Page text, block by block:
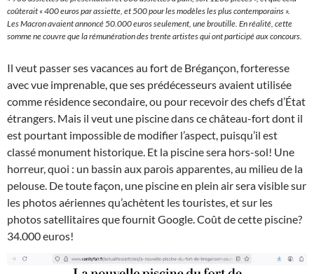
coûterait « 400 euros par assiette, et 500 pour les modèles les plus contemporains ».
Les Macron avaient annoncé 50.000 euros seulement, une broutille. En réalité, cette
somme ne couvre que la rémunération des trente artistes qui ont participé aux concours.
Il veut passer ses vacances au fort de Brégançon, forteresse
avec vue imprenable, que ses prédécesseurs avaient utilisée
comme résidence secondaire, ou pour recevoir des chefs d’État
étrangers. Mais il veut une piscine dans ce château-fort dont il
est pourtant impossible de modifier l’aspect, puisqu’il est
classé monument historique. Et la piscine sera hors-sol! Une
horreur, quoi : un bassin aux parois apparentes, au milieu de la
pelouse. De toute façon, une piscine en plein air sera visible sur
les photos aériennes qu’achètent les touristes, et sur les
photos satellitaires que fournit Google. Coût de cette piscine?
34.000 euros!